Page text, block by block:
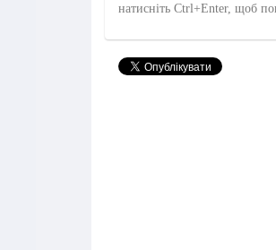
натисніть Ctrl+Enter, щоб